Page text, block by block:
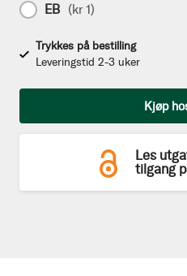
EB (kr 1)
Trykkes på bestilling
Leveringstid 2-3 uker
Kjøp
Les
tilgang